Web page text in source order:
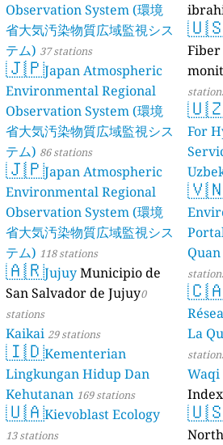
Observation System (環境
省大気汚染物質広域監視シス
テム) 37 stations
🇯🇵Japan Atmospheric
Environmental Regional
Observation System (環境
省大気汚染物質広域監視シス
テム) 86 stations
🇯🇵Japan Atmospheric
Environmental Regional
Observation System (環境
省大気汚染物質広域監視シス
テム) 118 stations
🇦🇷Jujuy Municipio de
San Salvador de Jujuy0
stations
Kaikai 29 stations
🇮🇩Kementerian
Lingkungan Hidup Dan
Kehutanan 169 stations
🇺🇦Kievoblast Ecology
13 stations
For
La
Waqi